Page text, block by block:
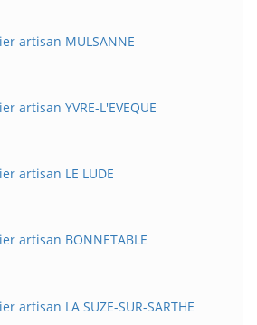
artisan MULSANNE
artisan YVRE-L'EVEQUE
artisan LE LUDE
artisan BONNETABLE
artisan LA SUZE-SUR-SARTHE